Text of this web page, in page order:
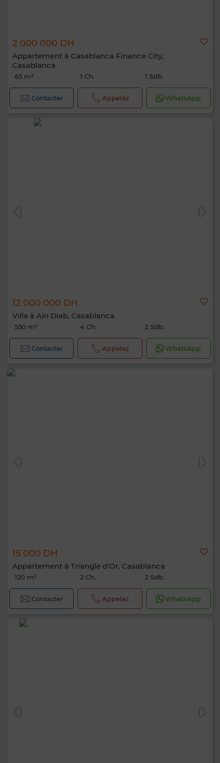
2 000 000 DH
Appartement à Casablanca Finance City,
Casablanca
65 m² 1 Ch. 1 Sdb.
Contacter Appelez WhatsApp
12 000 000 DH
Villa à Ain Diab, Casablanca
550 m² 4 Ch. 2 Sdb.
Contacter Appelez WhatsApp
15 000 DH
Appartement à Triangle d'Or, Casablanca
120 m² 2 Ch. 2 Sdb.
Contacter Appelez WhatsApp